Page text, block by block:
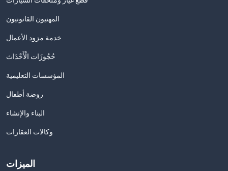
المهنيون القانونيون
خدمة مزود الأعمال
حُجُوزَات الْأَحْدَاث
المؤسسات التعليمية
روضة أطفال
البناء والإنشاء
وكالات العقارات
الميزات